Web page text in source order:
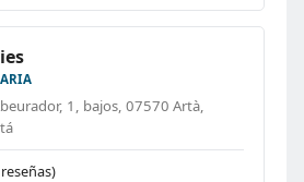
1, bajos, 07570 Artà,